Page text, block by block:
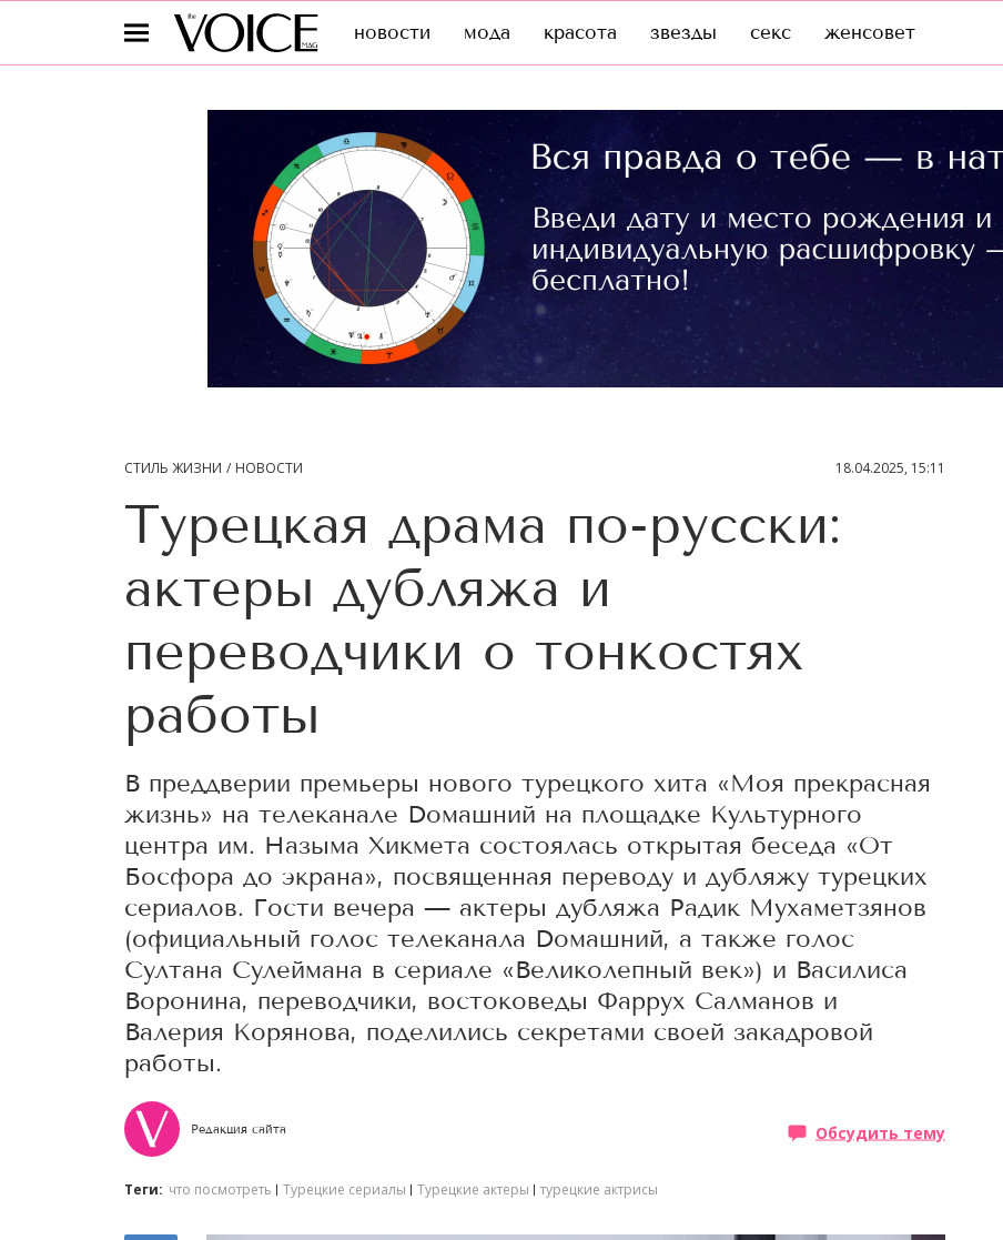
новости мода красота звезды секс женсовет
СТИЛЬ ЖИЗНИ НОВОСТИ 18.04.2025, 15:11
Турецкая драма по-русски:
актеры дубляжа и
переводчики о тонкостях
работы
В преддверии премьеры нового турецкого хита «Моя прекрасная
жизнь» на телеканале Dомашний на площадке Культурного
центра им. Назыма Хикмета состоялась открытая беседа «От
Босфора до экрана», посвященная переводу и дубляжу турецких
сериалов. Гости вечера — актеры дубляжа Радик Мухаметзянов
(официальный голос телеканала Dомашний, а также голос
Султана Сулеймана в сериале «Великолепный век») и Василиса
Воронина, переводчики, востоковеды Фаррух Салманов и
Валерия Корянова, поделились секретами своей закадровой
работы.
Редакция сайта Обсудить тему
Теги: что посмотреть Турецкие сериалы Турецкие актеры турецкие актрисы